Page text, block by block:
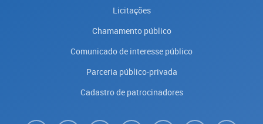
Licitações
Chamamento público
Comunicado de interesse público
Parceria público-privada
Cadastro de patrocinadores